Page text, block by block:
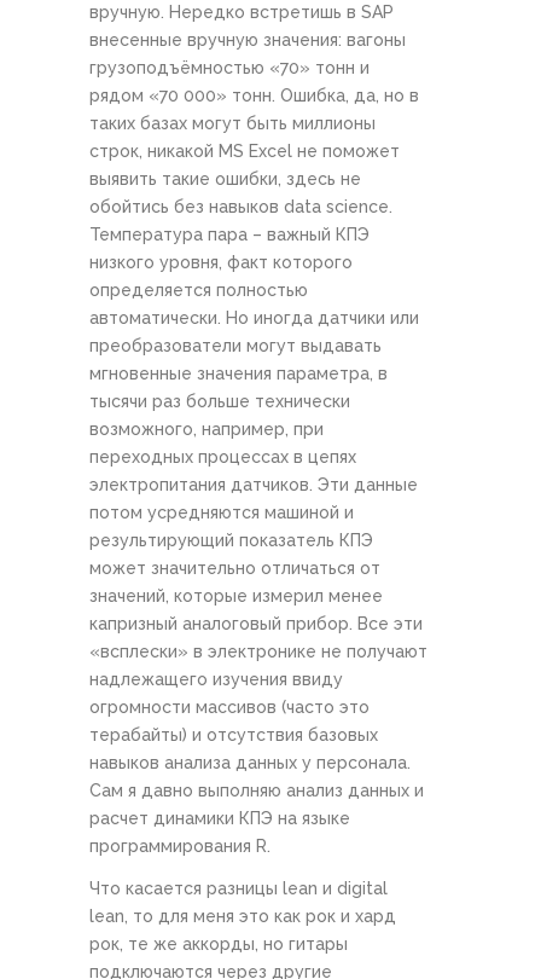
вручную. Нередко встретишь в SAP
внесенные вручную значения: вагоны
грузоподъёмностью «70» тонн и
рядом «70 000» тонн. Ошибка, да, но в
таких базах могут быть миллионы
строк, никакой MS Excel не поможет
выявить такие ошибки, здесь не
обойтись без навыков data science.
Температура пара – важный КПЭ
низкого уровня, факт которого
определяется полностью
автоматически. Но иногда датчики или
преобразователи могут выдавать
мгновенные значения параметра, в
тысячи раз больше технически
возможного, например, при
переходных процессах в цепях
электропитания датчиков. Эти данные
потом усредняются машиной и
результирующий показатель КПЭ
может значительно отличаться от
значений, которые измерил менее
капризный аналоговый прибор. Все эти
«всплески» в электронике не получают
надлежащего изучения ввиду
огромности массивов (часто это
терабайты) и отсутствия базовых
навыков анализа данных у персонала.
Сам я давно выполняю анализ данных и
расчет динамики КПЭ на языке
программирования R.
Что касается разницы lean и digital
lean, то для меня это как рок и хард
рок, те же аккорды, но гитары
подключаются через другие